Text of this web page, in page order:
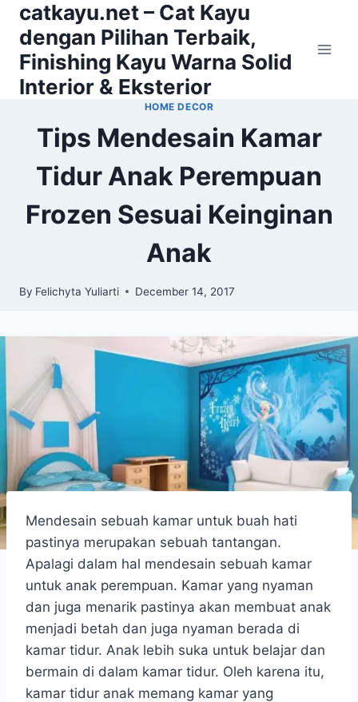
Skip
content
catkayu.net – Cat Kayu
dengan Pilihan Terbaik,
Finishing Kayu Warna Solid
Interior & Eksterior
HOME DECOR
Tips Mendesain Kamar
Tidur Anak Perempuan
Frozen Sesuai Keinginan
Anak
By Felichyta Yuliarti December 14, 2017
Mendesain sebuah kamar untuk buah hati
pastinya merupakan sebuah tantangan.
Apalagi dalam hal mendesain sebuah kamar
untuk anak perempuan. Kamar yang nyaman
dan juga menarik pastinya akan membuat anak
menjadi betah dan juga nyaman berada di
kamar tidur. Anak lebih suka untuk belajar dan
bermain di dalam kamar tidur. Oleh karena itu,
kamar tidur anak memang kamar yang